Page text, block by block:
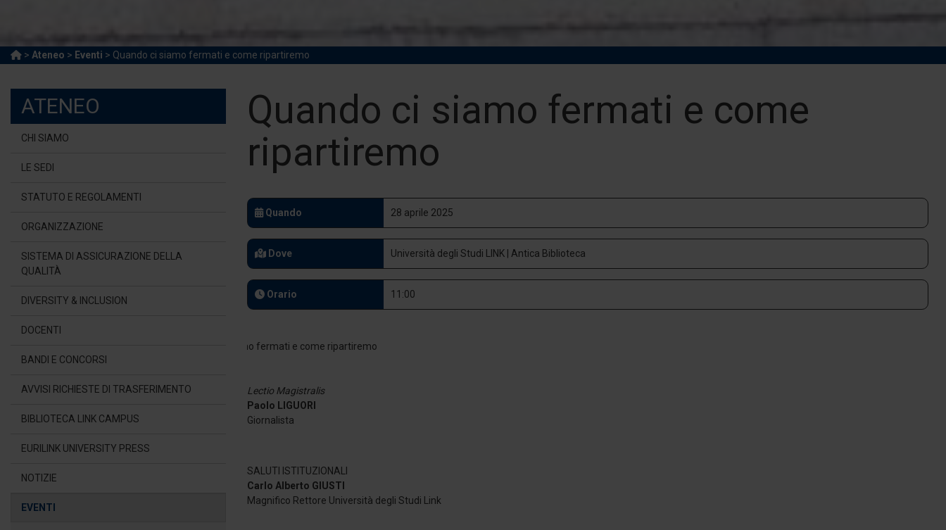
> Ateneo > Eventi > Quando ci siamo fermati e come ripartiremo
ATENEO
CHI SIAMO
LE SEDI
STATUTO E REGOLAMENTI
ORGANIZZAZIONE
SISTEMA DI ASSICURAZIONE DELLA
QUALITÀ
DIVERSITY & INCLUSION
DOCENTI
BANDI E CONCORSI
AVVISI RICHIESTE DI TRASFERIMENTO
BIBLIOTECA LINK CAMPUS
EURILINK UNIVERSITY PRESS
NOTIZIE
EVENTI
Quando ci siamo fermati e come
ripartiremo
Quando 28 aprile 2025
Dove Università degli Studi LINK | Antica Biblioteca
Orario 11:00
Lectio Magistralis
Paolo LIGUORI
Giornalista
SALUTI ISTITUZIONALI
Carlo Alberto GIUSTI
Magnifico Rettore Università degli Studi Link